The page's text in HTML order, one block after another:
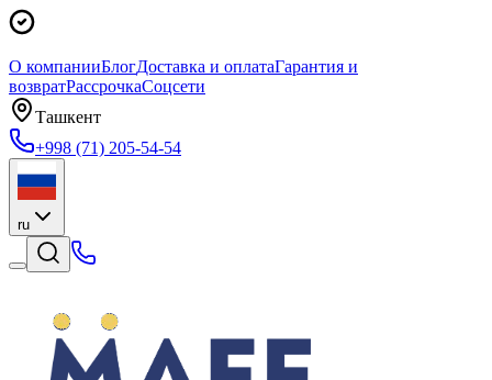
О компанииБлогДоставка и оплатаГарантия и
возвратРассрочкаСоцсети
Ташкент
+998 (71) 205-54-54
ru